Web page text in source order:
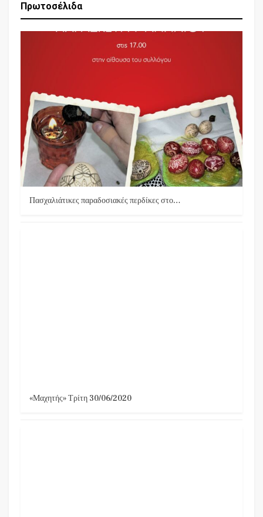
Πρωτοσέλιδα
Πασχαλιάτικες παραδοσιακές περδίκες στο…
«Μαχητής» Τρίτη 30/06/2020